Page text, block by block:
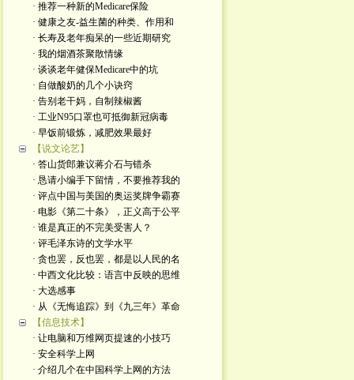
· 推荐一种新的Medicare保险
· 健康之友-益生菌的种类、作用和
· 长寿及老年痴呆的一些近期研究
· 我的烟酒茶聚散情缘
· 谈谈老年健保Medicare中的坑
· 自做酸奶的几个小诀窍
· 告别老干妈，自制辣椒酱
· 工业N95口罩也可抵御新冠病毒
· 早饭前锻炼，减肥效果最好
【说文论艺】
· 答山货郎兼议蒋介石与错杀
· 恳请小编手下留情，不要推荐我的
· 评点中国与美国的奥运奖牌争霸赛
· 电影《第二十条》，正义高于公平
· 谁是真正的不完美受害人？
· 评毛泽东诗的文学水平
· 贪也罢，反也罢，都是以人民的名
· 中西文化比较：语言中反映的思维
· 大选感事
· 从《无悔追踪》到《九三年》革命
【信息技术】
· 让电脑和万维网页提速的小技巧
· 安全科学上网
· 介绍几个在中国科学上网的方法